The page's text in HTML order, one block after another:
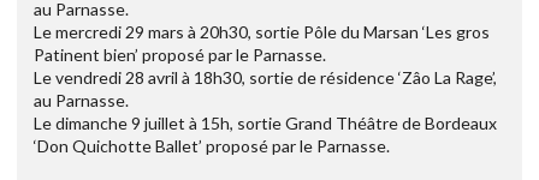
au Parnasse.
Le mercredi 29 mars à 20h30, sortie Pôle du Marsan ‘Les gros
Patinent bien’ proposé par le Parnasse.
Le vendredi 28 avril à 18h30, sortie de résidence ‘Zâo La Rage’,
au Parnasse.
Le dimanche 9 juillet à 15h, sortie Grand Théâtre de Bordeaux
‘Don Quichotte Ballet’ proposé par le Parnasse.